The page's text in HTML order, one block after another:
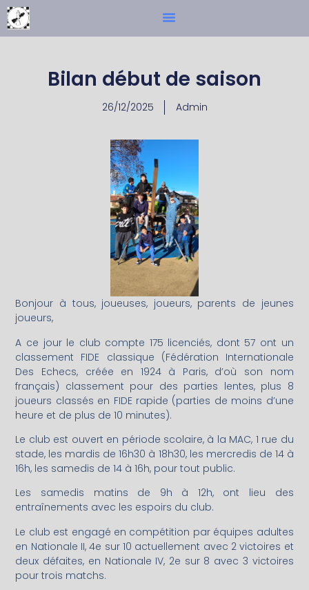
Bilan début de saison
26/12/2025 Admin
Bonjour à tous, joueuses, joueurs, parents de jeunes
joueurs,
A ce jour le club compte 175 licenciés, dont 57 ont un
classement FIDE classique (Fédération Internationale
Des Echecs, créée en 1924 à Paris, d’où son nom
français) classement pour des parties lentes, plus 8
joueurs classés en FIDE rapide (parties de moins d’une
heure et de plus de 10 minutes).
Le club est ouvert en période scolaire, à la MAC, 1 rue du
stade, les mardis de 16h30 à 18h30, les mercredis de 14 à
16h, les samedis de 14 à 16h, pour tout public.
Les samedis matins de 9h à 12h, ont lieu des
entraînements avec les espoirs du club.
Le club est engagé en compétition par équipes adultes
en Nationale II, 4e sur 10 actuellement avec 2 victoires et
deux défaites, en Nationale IV, 2e sur 8 avec 3 victoires
pour trois matchs.